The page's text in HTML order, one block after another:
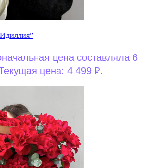
цена составляла 6
цена: 4 499 ₽.